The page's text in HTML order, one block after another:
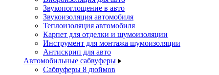
Звукопоглощение в авто
Звукоизоляция автомобиля
Теплоизоляция автомобиля
Карпет для отделки и шумоизоляции
Инструмент для монтажа шумоизоляции
Антискрип для авто
Автомобильные сабвуферы
Сабвуферы 8 дюймов